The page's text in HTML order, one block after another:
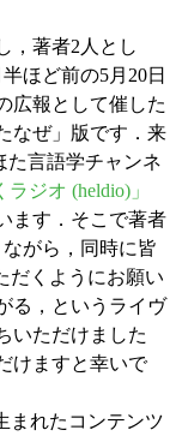
，著者2人とし
ほど前の5月20日
広報として催した
なぜ」版です．来
た言語学チャンネ
ジオ (heldio)」
ます．そこで著者
がら，同時に皆
だくようにお願い
る，というライヴ
いただけました
けますと幸いで
まれたコンテンツ